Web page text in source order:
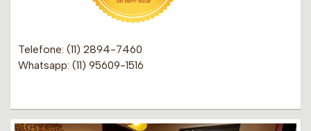
Telefone: (11) 2894-7460
Whatsapp: (11) 95609-1516